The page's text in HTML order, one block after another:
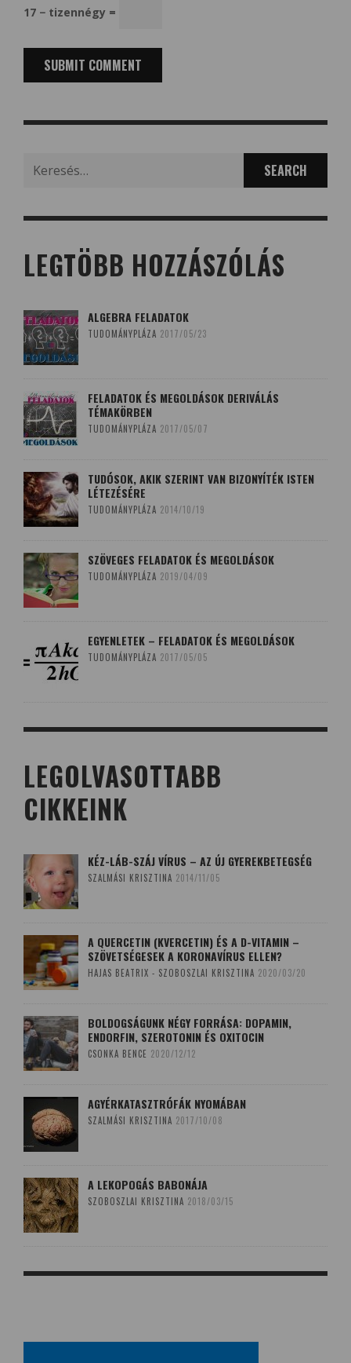
17 − tizennégy =
for:
LEGTÖBB HOZZÁSZÓLÁS
ALGEBRA FELADATOK
TUDOMÁNYPLÁZA 2017/05/23
FELADATOK ÉS MEGOLDÁSOK DERIVÁLÁS
TÉMAKÖRBEN
TUDOMÁNYPLÁZA 2017/05/07
TUDÓSOK, AKIK SZERINT VAN BIZONYÍTÉK ISTEN
LÉTEZÉSÉRE
TUDOMÁNYPLÁZA 2014/10/19
SZÖVEGES FELADATOK ÉS MEGOLDÁSOK
TUDOMÁNYPLÁZA 2019/04/09
EGYENLETEK – FELADATOK ÉS MEGOLDÁSOK
TUDOMÁNYPLÁZA 2017/05/05
LEGOLVASOTTABB
CIKKEINK
KÉZ-LÁB-SZÁJ VÍRUS – AZ ÚJ GYEREKBETEGSÉG
SZALMÁSI KRISZTINA 2014/11/05
A QUERCETIN (KVERCETIN) ÉS A D-VITAMIN –
SZÖVETSÉGESEK A KORONAVÍRUS ELLEN?
HAJAS BEATRIX - SZOBOSZLAI KRISZTINA 2020/03/20
BOLDOGSÁGUNK NÉGY FORRÁSA: DOPAMIN,
ENDORFIN, SZEROTONIN ÉS OXITOCIN
CSONKA BENCE 2020/12/12
AGYÉRKATASZTRÓFÁK NYOMÁBAN
SZALMÁSI KRISZTINA 2017/10/08
A LEKOPOGÁS BABONÁJA
SZOBOSZLAI KRISZTINA 2018/03/15